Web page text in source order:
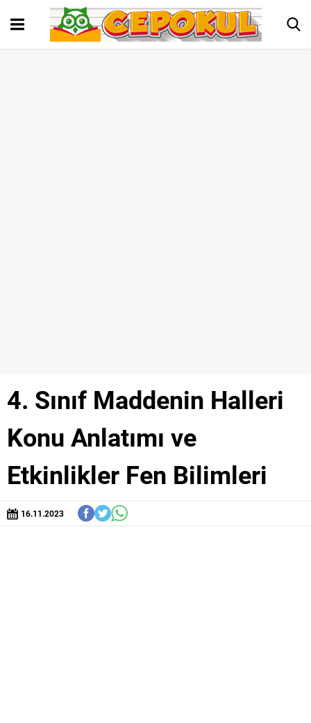
4. Sınıf Maddenin Halleri
Konu Anlatımı ve
Etkinlikler Fen Bilimleri
16.11.2023